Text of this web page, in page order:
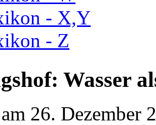
- X,Y
- Z
Wasser
26. Dezember